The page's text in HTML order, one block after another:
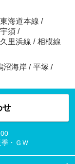
東海道本線 /
須 /
里浜線 / 相模線
沼海岸 / 平塚 /
せ
・ＧＷ